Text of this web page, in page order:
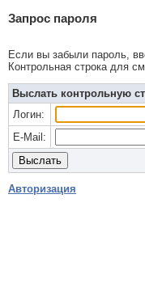
Запрос пароля
Если вы забыли пароль,
Контрольная строка для
Выслать контрольную
Логин:
E-Mail:
Авторизация